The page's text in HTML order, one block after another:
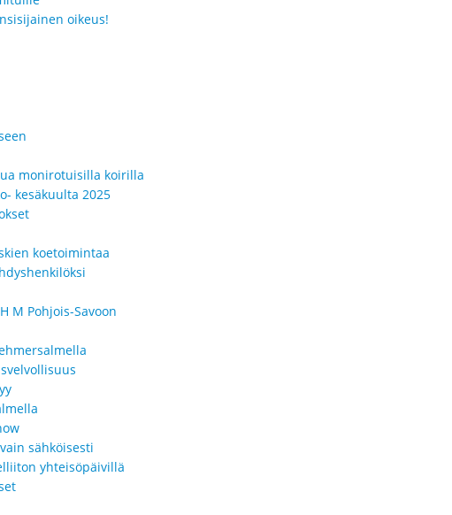
oikeus!
monirotuisilla koirilla
kesäkuulta 2025
koetoimintaa
M Pohjois-Savoon
sähköisesti
yhteisöpäivillä